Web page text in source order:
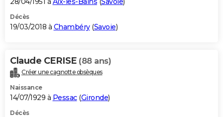
Décès
19/03/2018 à Chambéry(Savoie)
Claude CERISE (88 ans)
Créer une cagnotte obsèques
Naissance
14/07/1929 à Pessac(Gironde)
Décès